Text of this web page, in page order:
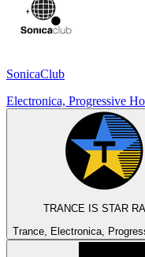
SonicaClub
Electronica, Progressive
TRANCE IS STAR
Trance, Electronica,